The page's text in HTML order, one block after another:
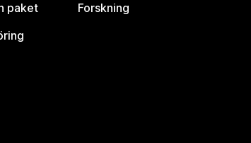
paket
Forskning